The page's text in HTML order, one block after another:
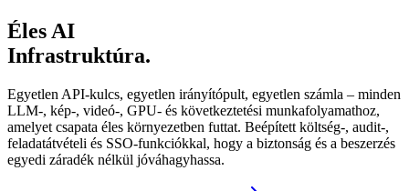
Éles AI
Infrastruktúra.
Egyetlen API-kulcs, egyetlen irányítópult, egyetlen számla – minden
LLM-, kép-, videó-, GPU- és következtetési munkafolyamathoz,
amelyet csapata éles környezetben futtat. Beépített költség-, audit-,
feladatátvételi és SSO-funkciókkal, hogy a biztonság és a beszerzés
egyedi záradék nélkül jóváhagyhassa.